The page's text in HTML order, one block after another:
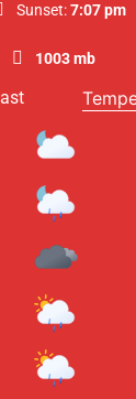
1003 mb
Sunset: 7:07 pm